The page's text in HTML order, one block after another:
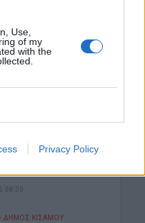
Use,
of my
with the
Privacy Policy
της
μας νύχτα» – Μια
08:30
• ΔΉΜΟΣ ΚΙΣΆΜΟΥ